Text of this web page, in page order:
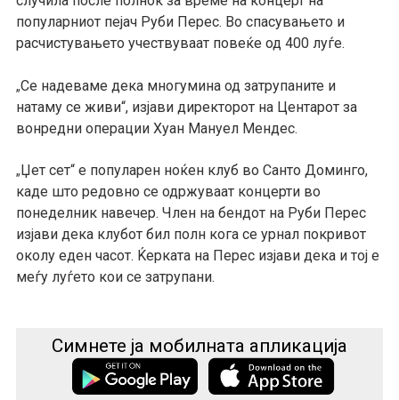
популарниот пејач Руби Перес. Во спасувањето и
расчистувањето учествуваат повеќе од 400 луѓе.
„Се надеваме дека многумина од затрупаните и
натаму се живи“, изјави директорот на Центарот за
вонредни операции Хуан Мануел Мендес.
„ Џет сет“ е популарен ноќен клуб во Санто Доминго,
каде што редовно се одржуваат концерти во
понеделник навечер. Член на бендот на Руби Перес
изјави дека клубот бил полн кога се урнал покривот
околу еден часот. Ќерката на Перес изјави дека и тој е
меѓу луѓето кои се затрупани.
Симнете ја мобилната апликација